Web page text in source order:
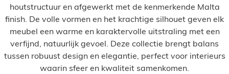
houtstructuur en afgewerkt met de kenmerkende Malta
finish. De volle vormen en het krachtige silhouet geven elk
meubel een warme en karaktervolle uitstraling met een
verfijnd, natuurlijk gevoel. Deze collectie brengt balans
tussen robuust design en elegantie, perfect voor interieurs
waarin sfeer en kwaliteit samenkomen.